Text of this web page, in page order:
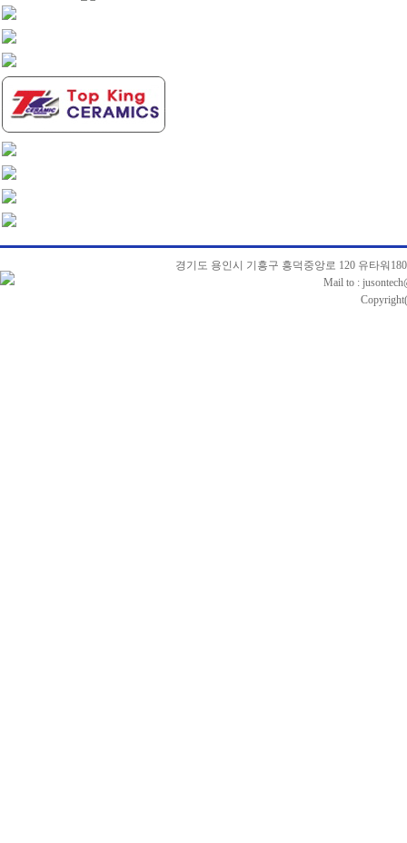
경기도 용인시 기흥구 흥덕중앙로 120 유타워
Mail to :